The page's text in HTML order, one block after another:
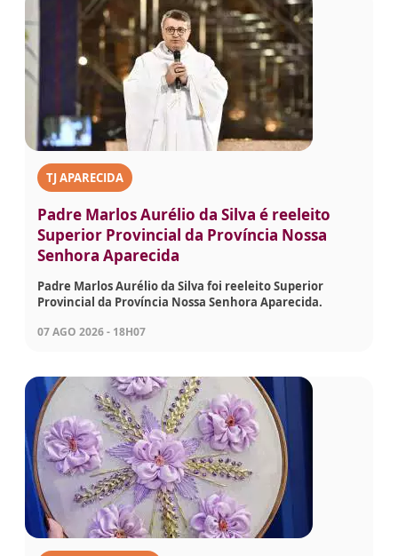
TJ APARECIDA
Padre Marlos Aurélio da Silva é reeleito
Superior Provincial da Província Nossa
Senhora Aparecida
Padre Marlos Aurélio da Silva foi reeleito Superior
Provincial da Província Nossa Senhora Aparecida.
07 AGO 2026 - 18H07